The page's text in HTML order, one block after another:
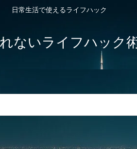
日常生活で使えるライフハック
ないライフハック